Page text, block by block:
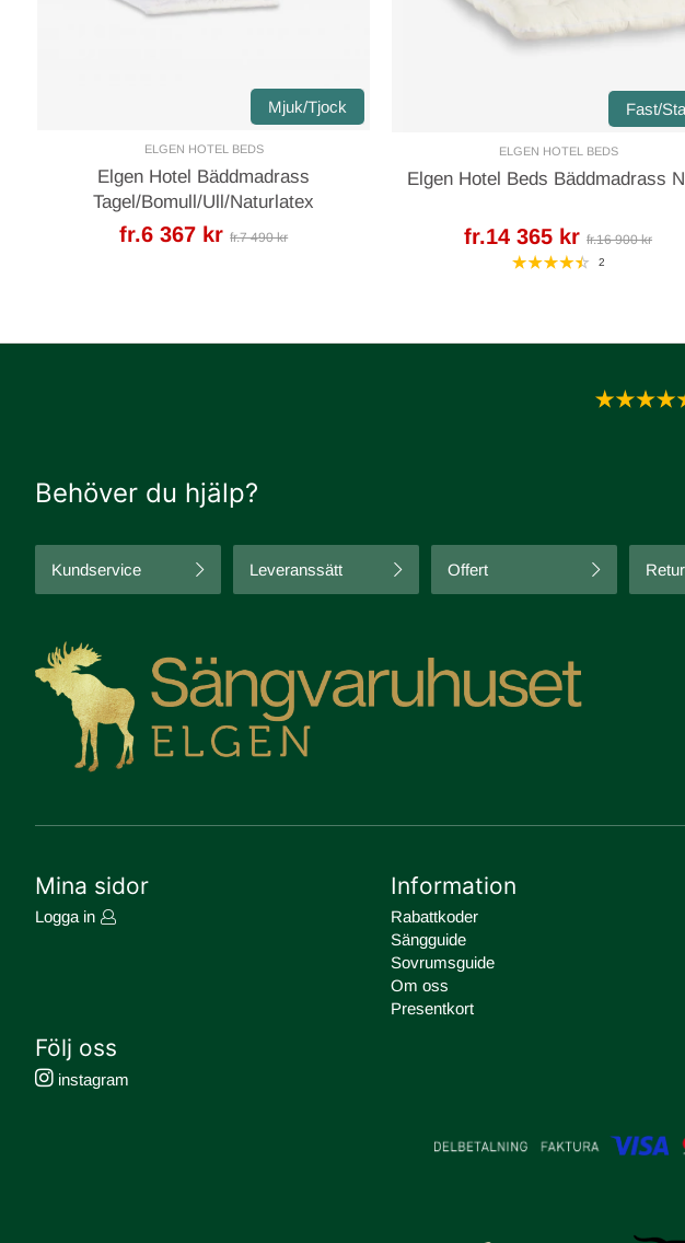
Mjuk/Tjock
ELGEN HOTEL BEDS
Elgen Hotel Bäddmadrass
Tagel/Bomull/Ull/Naturlatex
fr.6 367 kr fr.7 490 kr
Fast/
ELGEN HOTEL BEDS
Elgen Hotel Beds Bäddmadrass
fr.14 365 kr fr.16 900 kr
2
Behöver du hjälp?
Kundservice Leveranssätt Offert
Mina sidor
Logga in
Information
Rabattkoder
Sängguide
Sovrumsguide
Om oss
Presentkort
Följ oss
instagram